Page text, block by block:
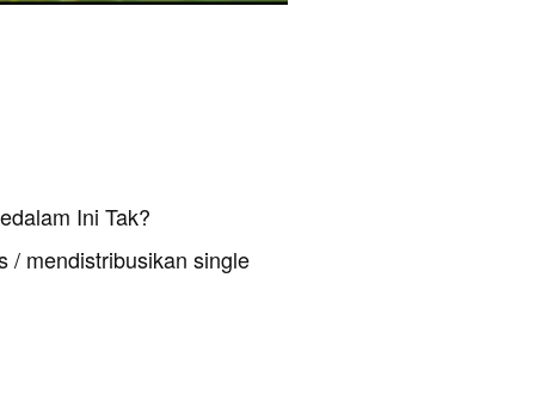
Ini Tak?
/ mendistribusikan single